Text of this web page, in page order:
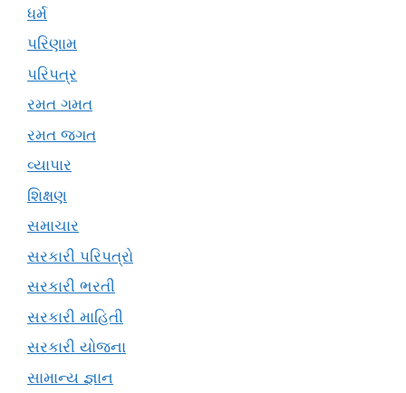
ધર્મ
પરિણામ
પરિપત્ર
રમત ગમત
રમત જગત
વ્યાપાર
શિક્ષણ
સમાચાર
સરકારી પરિપત્રો
સરકારી ભરતી
સરકારી માહિતી
સરકારી યોજના
સામાન્ય જ્ઞાન